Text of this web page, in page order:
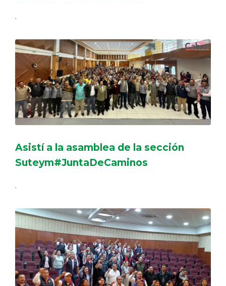
.
Asistí a la asamblea de la sección
Suteym#JuntaDeCaminos
.